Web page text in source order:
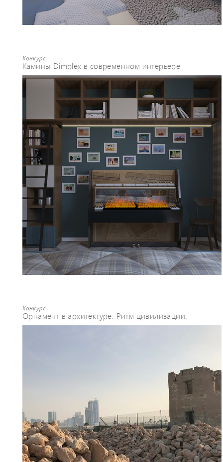
Конкурс
Камины Dimplex в современном интерьере
Конкурс
Орнамент в архитектуре. Ритм цивилизации.